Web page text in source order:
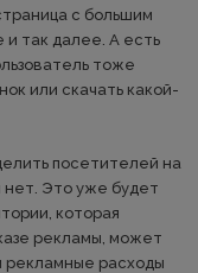
с большим
так далее. А есть
тоже
или скачать какой-
посетителей на
нет. Это уже будет
которая
рекламы, может
рекламные расходы